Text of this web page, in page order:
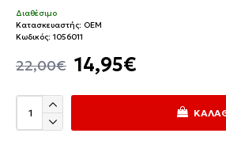
14,95€
22,00€
Διαθέσιμο
Κατασκευαστής: OEM
Κωδικός: 1056011